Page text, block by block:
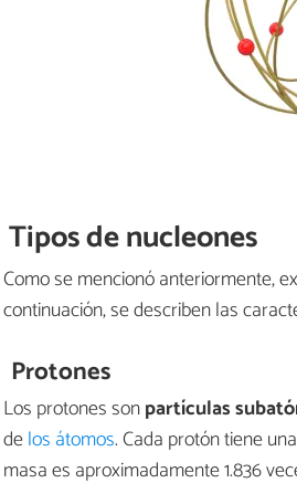
Tipos de nucleones
Como se mencionó anteriormente,
continuación, se describen las
Protones
Los protones sonpartículas
delos átomos. Cada protón tiene
masa es aproximadamente 1.836